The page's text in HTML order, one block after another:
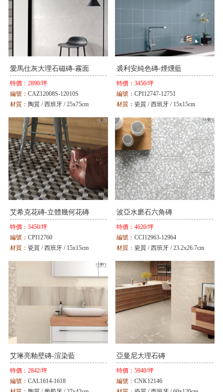
愛馬仕灰大理石磁磚-霧面
特價： 2890/坪
編號： CAZ12008S-12010S
材質： 陶質 / 西班牙 / 25x75cm
裘利安純色磚-煙燻藍
特價： 3450/坪
編號： CPI12747-12751
材質： 瓷質 / 西班牙 / 15x15cm
艾希克花磚-立體幾何花磚
特價： 3450/坪
編號： CPI12760
材質： 瓷質 / 西班牙 / 15x15cm
波亞水磨石六角磚
特價： 4620/坪
編號： CCI12963-12964
材質： 瓷質 / 西班牙 / 23.2x26.7cm
艾琳亮釉壁磚-渲染藍
特價： 2842/坪
編號： CAL1614-1618
亞曼尼大理石磚
特價： 5940/坪
編號： CNK12146